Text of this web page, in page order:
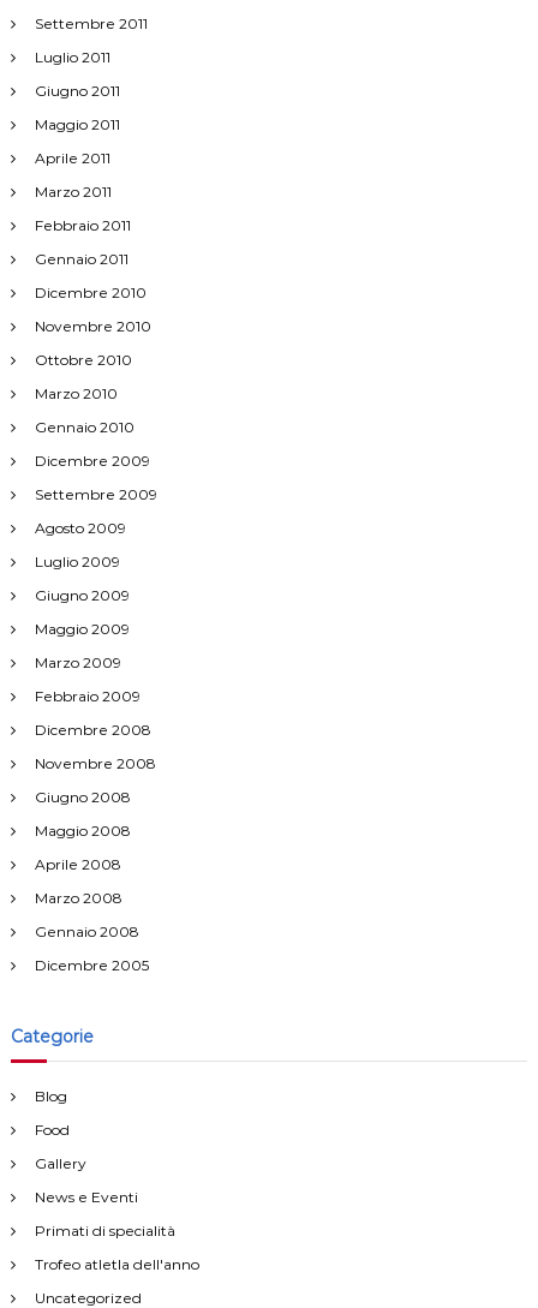
Settembre 2011
Luglio 2011
Giugno 2011
Maggio 2011
Aprile 2011
Marzo 2011
Febbraio 2011
Gennaio 2011
Dicembre 2010
Novembre 2010
Ottobre 2010
Marzo 2010
Gennaio 2010
Dicembre 2009
Settembre 2009
Agosto 2009
Luglio 2009
Giugno 2009
Maggio 2009
Marzo 2009
Febbraio 2009
Dicembre 2008
Novembre 2008
Giugno 2008
Maggio 2008
Aprile 2008
Marzo 2008
Gennaio 2008
Dicembre 2005
Categorie
Blog
Food
Gallery
News e Eventi
Primati di specialità
Trofeo atletla dell'anno
Uncategorized